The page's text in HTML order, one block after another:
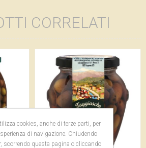
CORRELATI
cookies, anche di terze parti, per
di navigazione. Chiudendo
scorrendo questa pagina o cliccando